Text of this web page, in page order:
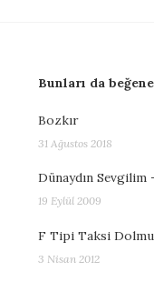
Bunları da
Bozkır
31 Ağustos 2018
Dünaydın Sevgilim
19 Eylül 2009
F Tipi Taksi
3 Nisan 2012